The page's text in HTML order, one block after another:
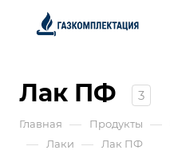
Лак ПФ 3
Главная — Продукты —
— Лаки — Лак ПФ